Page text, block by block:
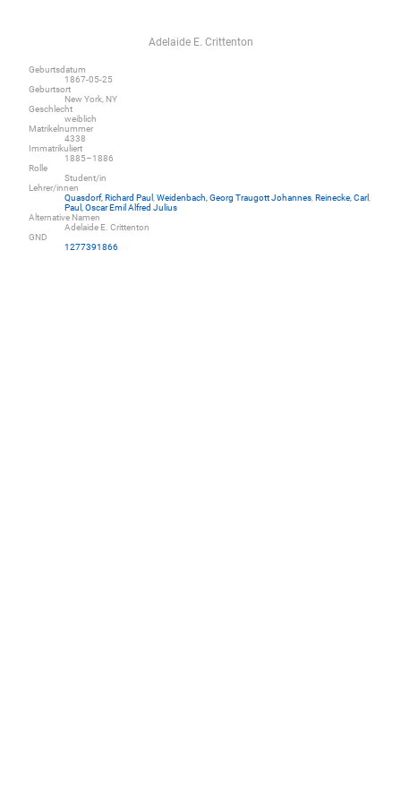
Adelaide E. Crittenton
Geburtsdatum
1867-05-25
Geburtsort
New York, NY
Geschlecht
weiblich
Matrikelnummer
4338
Immatrikuliert
1885–1886
Rolle
Student/in
Lehrer/innen
Quasdorf, Richard Paul
Weidenbach, Georg Traugott Johannes Reinecke, Carl
Paul, Oscar Emil Alfred Julius
Alternative Namen
Adelaide E. Crittenton
GND
1277391866